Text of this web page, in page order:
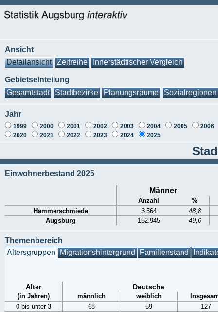
Ansicht
Detailansicht
Zeitreihe Innerstädtischer Vergleich
Gebietseinteilung
Gesamtstadt
Stadtbezirke Planungsräume Sozialregionen
Jahr
1999 2000 2001 2002 2003 2004 2005
2006
2020
2021 2022 2023 2024 2025
Einwohnerbestand 2025
Männer
Anzahl
%
Hammerschmiede
3.564
48,8
Augsburg
152.945 49,6
Themenbereich
Altersgruppen Migrationshintergrund Familienstand
Alter Deutsche
(in Jahren) männlich weiblich
0 bis unter 3
68 59
127